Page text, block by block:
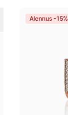
Alennus -15%